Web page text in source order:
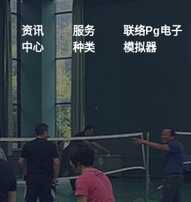
资讯
中心
服务
种类
联络pg电子
模拟器